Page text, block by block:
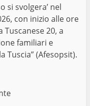
si svolgera’ nel
con inizio alle ore
Tuscanese 20, a
familiari e
(Afesopsit).